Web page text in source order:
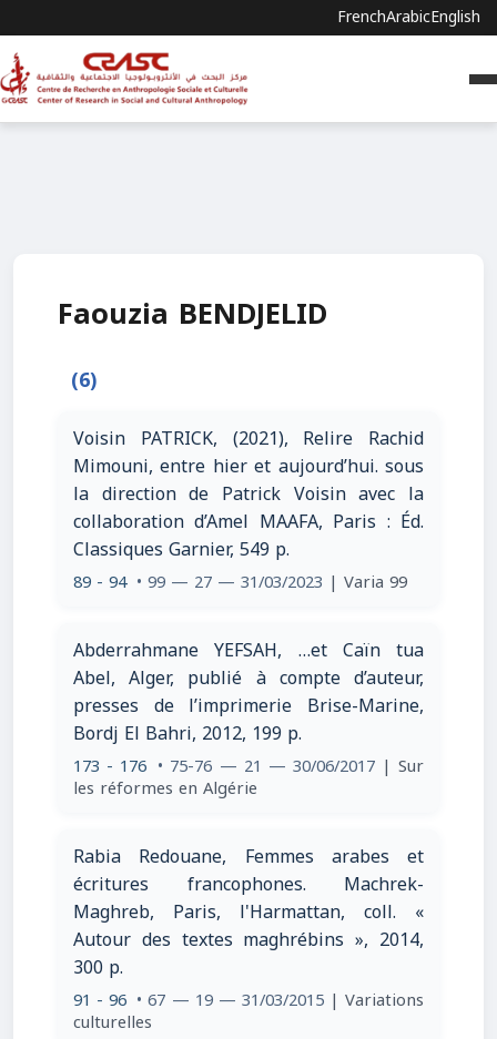
FrenchArabicEnglish
Faouzia BENDJELID
(6)
Voisin PATRICK, (2021), Relire Rachid
Mimouni, entre hier et aujourd’hui. sous
la direction de Patrick Voisin avec la
collaboration d’Amel MAAFA, Paris : Éd.
Classiques Garnier, 549 p.
89 - 94 • 99 — 27 — 31/03/2023 | Varia 99
Abderrahmane YEFSAH, …et Caïn tua
Abel, Alger, publié à compte d’auteur,
presses de l’imprimerie Brise-Marine,
Bordj El Bahri, 2012, 199 p.
173 - 176 • 75-76 — 21 — 30/06/2017 | Sur
les réformes en Algérie
Rabia Redouane, Femmes arabes et
écritures francophones. Machrek-
Maghreb, Paris, l'Harmattan, coll. «
Autour des textes maghrébins », 2014,
300 p.
91 - 96 • 67 — 19 — 31/03/2015 | Variations
culturelles